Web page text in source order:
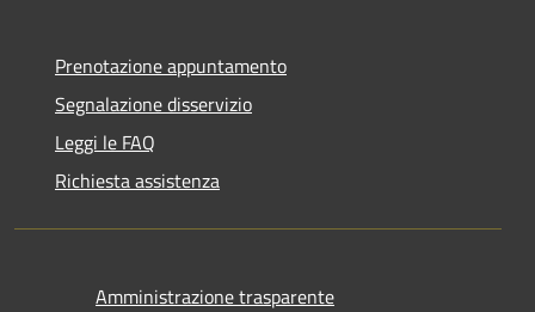
Prenotazione appuntamento
Segnalazione disservizio
Leggi le FAQ
Richiesta assistenza
Amministrazione trasparente